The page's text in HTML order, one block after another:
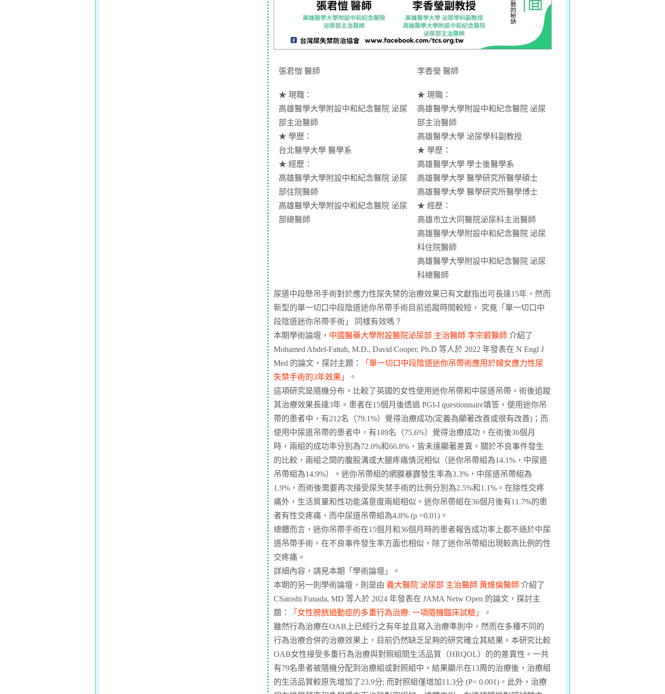
張君愷 醫師 李香瑩 醫師
★ 現職：
高雄醫學大學附設中和紀念醫院 泌尿
部主治醫師
★ 學歷：
台北醫學大學 醫學系
★ 經歷：
高雄醫學大學附設中和紀念醫院 泌尿
部住院醫師
高雄醫學大學附設中和紀念醫院 泌尿
部總醫師
★ 現職：
高雄醫學大學附設中和紀念醫院 泌尿
部主治醫師
高雄醫學大學 泌尿學科副教授
★ 學歷：
高雄醫學大學 學士後醫學系
高雄醫學大學 醫學研究所醫學碩士
高雄醫學大學 醫學研究所醫學博士
★ 經歷：
高雄市立大同醫院泌尿科主治醫師
高雄醫學大學附設中和紀念醫院 泌尿
科住院醫師
高雄醫學大學附設中和紀念醫院 泌尿
科總醫師
尿道中段懸吊手術對於應力性尿失禁的治療效果已有文獻指出可長達15年，然而
新型的單一切口中段陰道迷你吊帶手術目前追蹤時間較短， 究竟「單一切口中
段陰道迷你吊帶手術」 同樣有效嗎？
本期學術論壇， 中國醫藥大學附設醫院泌尿部 主治醫師 李宗叡醫師 介紹了
Mohamed Abdel-Fattah, M.D., David Cooper, Ph.D 等人於 2022 年發表在 N Engl J
Med 的論文，探討主題：
「單一切口中段陰道迷你吊帶術應用於婦女應力性尿
失禁手術的3年效果」
。
這項研究是隨機分布，比較了英國的女性使用迷你吊帶和中尿道吊帶，術後追蹤
其治療效果長達3年。患者在15個月後透過 PGI-I questionnaire填答，使用迷你吊
帶的患者中，有212名（79.1%）覺得治療成功(定義為顯著改善或很有改善)；而
使用中尿道吊帶的患者中，有189名（75.6%）覺得治療成功。在術後36個月
時，兩組的成功率分別為72.0%和66.8%，皆未達顯著差異。關於不良事件發生
的比較，兩組之間的腹股溝或大腿疼痛情況相似（迷你吊帶組為14.1%，中尿道
吊帶組為14.9%）。迷你吊帶組的網膜暴露發生率為3.3%，中尿道吊帶組為
1.9%，而術後需要再次接受尿失禁手術的比例分別為2.5%和1.1%。在除性交疼
痛外，生活質量和性功能滿意度兩組相似。迷你吊帶組在36個月後有11.7%的患
者有性交疼痛，而中尿道吊帶組為4.8% (p =0.01)。
總體而言，迷你吊帶手術在15個月和36個月時的患者報告成功率上都不遜於中尿
道吊帶手術。在不良事件發生率方面也相似，除了迷你吊帶組出現較高比例的性
交疼痛。
詳細內容，請見本期「 學術論壇 」。
本期的另一則學術論壇，則是由 義大醫院 泌尿部 主治醫師 黃維倫醫師 介紹了
CSatoshi Funada, MD 等人於 2024 年發表在 JAMA Netw Open 的論文，探討主
題：
「女性膀胱過動症的多重行為治療: 一項隨機臨床試驗」
。
雖然行為治療在OAB上已經行之有年並且寫入治療準則中，然而在多種不同的
行為治療合併的治療效果上，目前仍然缺乏足夠的研究確立其結果。本研究比較
OAB女性接受多重行為治療與對照組間生活品質（HRQOL）的的差異性。一共
有79名患者被隨機分配到治療組或對照組中。結果顯示在13周的治療後，治療組
的生活品質較原先增加了23.9分; 而對照組僅增加11.3分 (P< 0.001)。此外，治療